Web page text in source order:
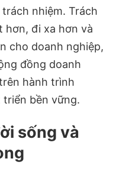
nhiệm. Trách
hơn, đi xa hơn và
cho doanh nghiệp,
đồng doanh
hành trình
bền vững.
sống và